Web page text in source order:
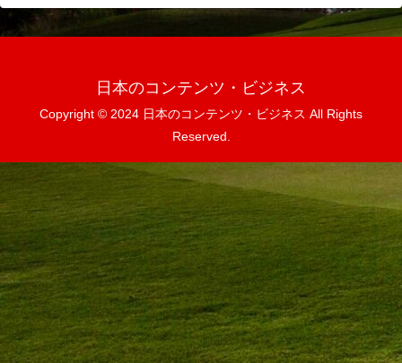
日本のコンテンツ・ビジネス
Copyright © 2024 日本のコンテンツ・ビジネス All Rights
Reserved.